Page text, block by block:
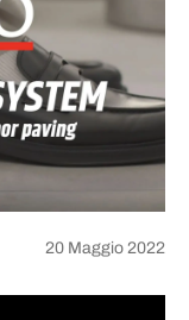
20 Maggio 2022